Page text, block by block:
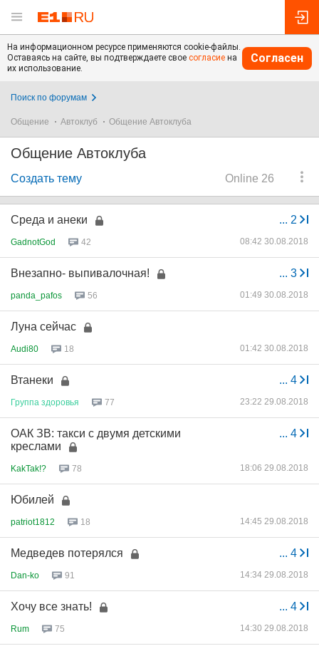
На информационном ресурсе применяются cookie-файлы.
Оставаясь на сайте, вы подтверждаете свое согласие на
их использование.
Согласен
Поиск по форумам
Общение Автоклуб Общение Автоклуба
Общение Автоклуба
Online 26
Создать тему
... 2
Среда и анеки
GadnotGod 42 08:42 30.08.2018
... 3
Внезапно- выпивалочная!
panda_pafos 56 01:49 30.08.2018
Луна сейчас
Audi80 18 01:42 30.08.2018
... 4
Втанеки
Группа здоровья 77 23:22 29.08.2018
... 4
ОАК ЗВ: такси с двумя детскими
креслами
KakTak!? 78 18:06 29.08.2018
Юбилей
patriot1812 18 14:45 29.08.2018
... 4
Медведев потерялся
Dan-ko 91 14:34 29.08.2018
... 4
Хочу все знать!
Rum 75 14:30 29.08.2018